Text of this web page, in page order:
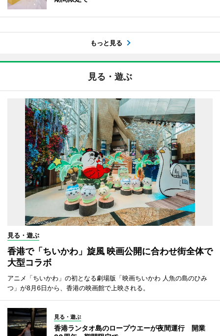
もっと見る
見る・遊ぶ
見る・遊ぶ
香港で「ちいかわ」旋風 映画公開に合わせ街全体で
大型コラボ
アニメ「ちいかわ」の初となる劇場版「映画ちいかわ 人魚の島のひみ
つ」が8月6日から、香港の映画館で上映される。
見る・遊ぶ
香港ランタオ島のロープウエーが夜間運行 開業